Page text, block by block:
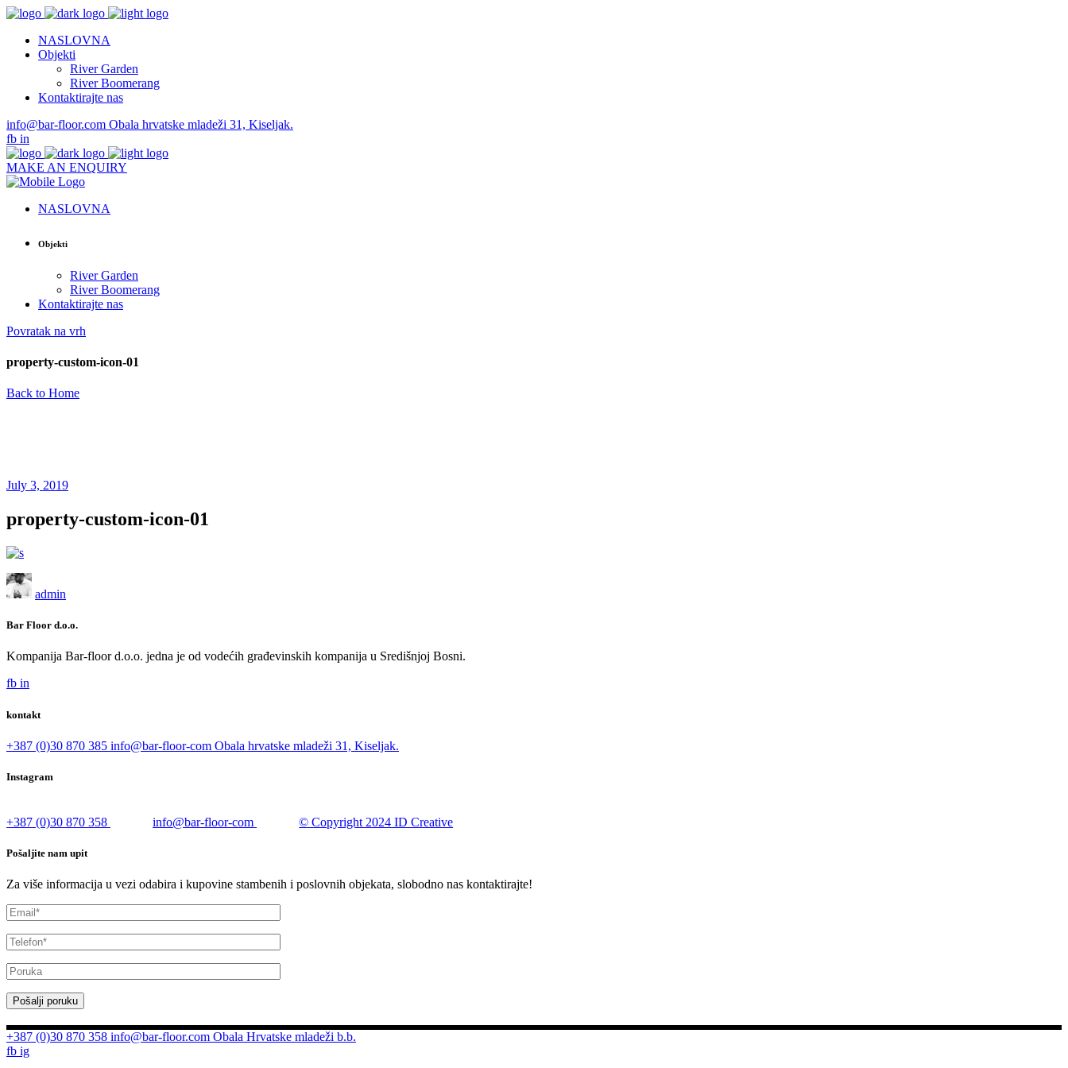
NASLOVNA
Objekti
River Garden
River Boomerang
Kontaktirajte nas
info@bar-floor.com Obala hrvatske mladeži 31, Kiseljak.
fb in
MAKE AN ENQUIRY
NASLOVNA
Objekti
River Garden
River Boomerang
Kontaktirajte nas
Povratak na vrh
property-custom-icon-01
Back to Home
July 3, 2019
property-custom-icon-01
admin
Bar Floor d.o.o.
Kompanija Bar-floor d.o.o. jedna je od vodećih građevinskih kompanija u Središnjoj Bosni.
fb in
kontakt
+387 (0)30 870 385 info@bar-floor-com Obala hrvatske mladeži 31, Kiseljak.
Instagram
+387 (0)30 870 358 info@bar-floor-com © Copyright 2024 ID Creative
Pošaljite nam upit
Za više informacija u vezi odabira i kupovine stambenih i poslovnih objekata, slobodno nas kontaktirajte!
Pošalji poruku
+387 (0)30 870 358 info@bar-floor.com Obala Hrvatske mladeži b.b.
fb ig